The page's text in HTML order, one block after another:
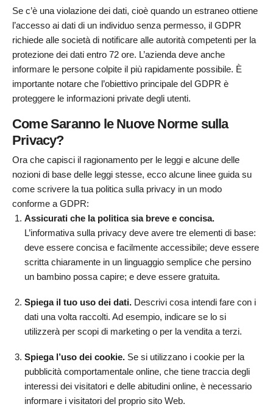
Se c’è una violazione dei dati, cioè quando un estraneo ottiene
l’accesso ai dati di un individuo senza permesso, il GDPR
richiede alle società di notificare alle autorità competenti per la
protezione dei dati entro 72 ore. L’azienda deve anche
informare le persone colpite il più rapidamente possibile. È
importante notare che l’obiettivo principale del GDPR è
proteggere le informazioni private degli utenti.
Come Saranno le Nuove Norme sulla
Privacy?
Ora che capisci il ragionamento per le leggi e alcune delle
nozioni di base delle leggi stesse, ecco alcune linee guida su
come scrivere la tua politica sulla privacy in un modo
conforme a GDPR:
Assicurati che la politica sia breve e concisa.
L’informativa sulla privacy deve avere tre elementi di base:
deve essere concisa e facilmente accessibile; deve essere
scritta chiaramente in un linguaggio semplice che persino
un bambino possa capire; e deve essere gratuita.
Spiega il tuo uso dei dati. Descrivi cosa intendi fare con i
dati una volta raccolti. Ad esempio, indicare se lo si
utilizzerà per scopi di marketing o per la vendita a terzi.
Spiega l’uso dei cookie. Se si utilizzano i cookie per la
pubblicità comportamentale online, che tiene traccia degli
interessi dei visitatori e delle abitudini online, è necessario
informare i visitatori del proprio sito Web.